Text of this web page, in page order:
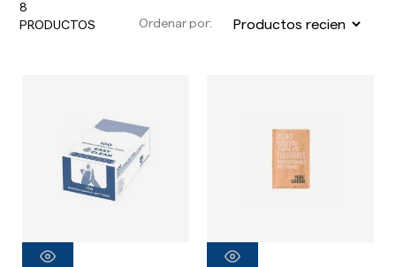
8
PRODUCTOS
Ordenar por: